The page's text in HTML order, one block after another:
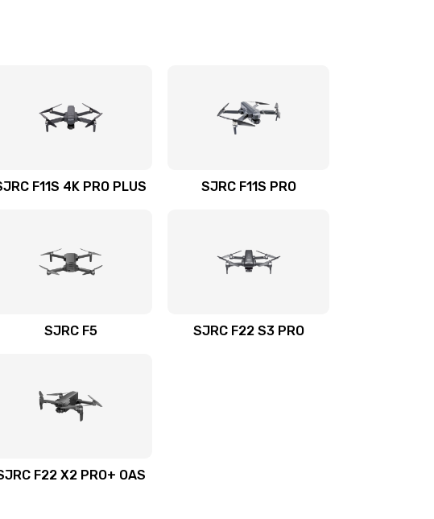
F11S 4K PRO PLUS SJRC F11S PRO
SJRC F5 SJRC F22 S3 PRO
F22 X2 PRO+ OAS